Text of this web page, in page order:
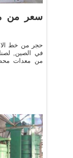
سعر من
حجر من خط
في الصين,
من معدات